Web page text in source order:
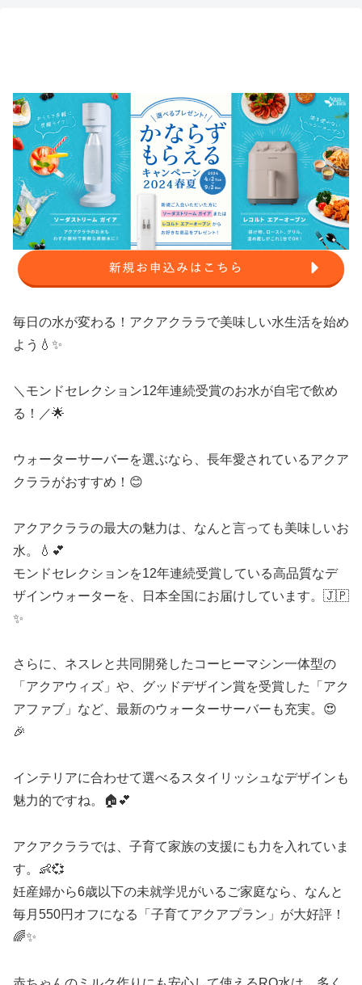
毎日の水が変わる！アクアクララで美味しい水生活を始め
よう💧✨
＼モンドセレクション12年連続受賞のお水が自宅で飲め
る！／🌟
ウォーターサーバーを選ぶなら、長年愛されているアクア
クララがおすすめ！😊
アクアクララの最大の魅力は、なんと言っても美味しいお
水。💧💕
モンドセレクションを12年連続受賞している高品質なデ
ザインウォーターを、日本全国にお届けしています。🇯🇵
✨
さらに、ネスレと共同開発したコーヒーマシン一体型の
「アクアウィズ」や、グッドデザイン賞を受賞した「アク
アファブ」など、最新のウォーターサーバーも充実。😍
🎉
インテリアに合わせて選べるスタイリッシュなデザインも
魅力的ですね。🏠💕
アクアクララでは、子育て家族の支援にも力を入れていま
す。👶💞
妊産婦から6歳以下の未就学児がいるご家庭なら、なんと
毎月550円オフになる「子育てアクアプラン」が大好評！
🌈✨